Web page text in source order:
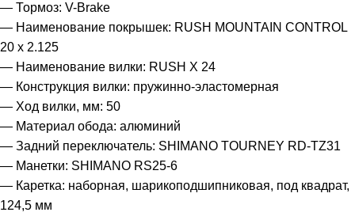
— Тормоз: V-Brake
— Наименование покрышек: RUSH MOUNTAIN CONTROL
20 x 2.125
— Наименование вилки: RUSH X 24
— Конструкция вилки: пружинно-эластомерная
— Ход вилки, мм: 50
— Материал обода: алюминий
— Задний переключатель: SHIMANO TOURNEY RD-TZ31
— Манетки: SHIMANO RS25-6
— Каретка: наборная, шарикоподшипниковая, под квадрат,
124,5 мм